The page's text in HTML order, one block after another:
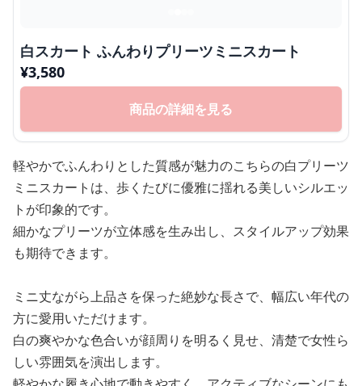
白スカート ふんわりプリーツミニスカート
¥3,580
商品の詳細を見る
軽やかでふんわりとした質感が魅力のこちらの白プリーツ
ミニスカートは、歩くたびに優雅に揺れる美しいシルエッ
トが印象的です。
細かなプリーツが立体感を生み出し、スタイルアップ効果
も期待できます。
ミニ丈ながら上品さを保った絶妙な長さで、幅広い年代の
方に愛用いただけます。
白の爽やかな色合いが顔周りを明るく見せ、清楚で女性ら
しい雰囲気を演出します。